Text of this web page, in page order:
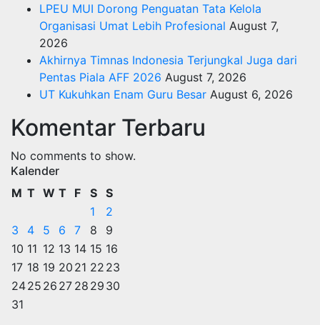
LPEU MUI Dorong Penguatan Tata Kelola
Organisasi Umat Lebih Profesional August 7,
2026
Akhirnya Timnas Indonesia Terjungkal Juga dari
Pentas Piala AFF 2026 August 7, 2026
UT Kukuhkan Enam Guru Besar August 6, 2026
Komentar Terbaru
No comments to show.
Kalender
M T W T F S S
1
2
3
4 5 6 7 8
9
10 11 12 13 14 15 16
17 18 19 20 21 22 23
2425 26 27 28 29 30
31